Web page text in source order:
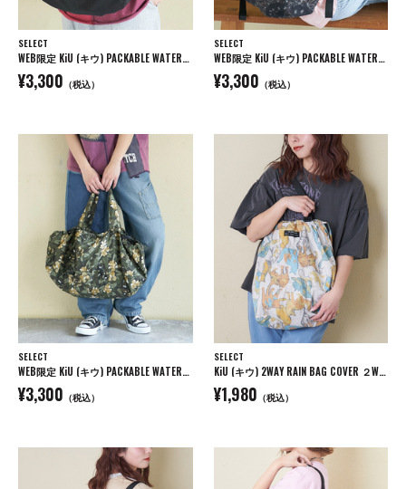
SELECT
WEB限定 KiU (キウ) PACKABLE WATERPROOF LUGGAGE COVER MEDIUM
¥3,300 （税込）
SELECT
WEB限定 KiU (キウ) PACKABLE WATERPROOF LUGGAGE COVER MEDIUM
¥3,300 （税込）
SELECT
WEB限定 KiU (キウ) PACKABLE WATERPROOF LUGGAGE COVER MEDIUM
¥3,300 （税込）
SELECT
KiU (キウ) 2WAY RAIN BAG COVER ２WAYレインバッグカバー
¥1,980 （税込）